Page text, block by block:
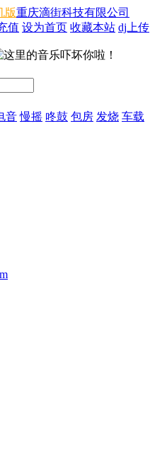
版重庆滴街科技有限公司
值 设为首页 收藏本站 dj上传
音 慢摇 咚鼓 包房 发烧 车载